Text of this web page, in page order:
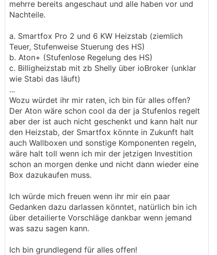
mehrre bereits angeschaut und alle haben vor und
Nachteile.
a. Smartfox Pro 2 und 6 KW Heizstab (ziemlich
Teuer, Stufenweise Stuerung des HS)
b. Aton+ (Stufenlose Regelung des HS)
c. Billigheizstab mit zb Shelly über ioBroker (unklar
wie Stabi das läuft)
...
Wozu würdet ihr mir raten, ich bin für alles offen?
Der Aton wäre schon cool da der ja Stufenlos regelt
aber der ist auch nicht geschenkt und kann halt nur
den Heizstab, der Smartfox könnte in Zukunft halt
auch Wallboxen und sonstige Komponenten regeln,
wäre halt toll wenn ich mir der jetzigen Investition
schon an morgen denke und nicht dann wieder eine
Box dazukaufen muss.
Ich würde mich freuen wenn ihr mir ein paar
Gedanken dazu darlassen könntet, natürlich bin ich
über detailierte Vorschläge dankbar wenn jemand
was sazu sagen kann.
Ich bin grundlegend für alles offen!